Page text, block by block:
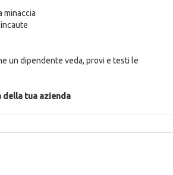
minaccia
un dipendente veda, provi e testi le
della tua azienda